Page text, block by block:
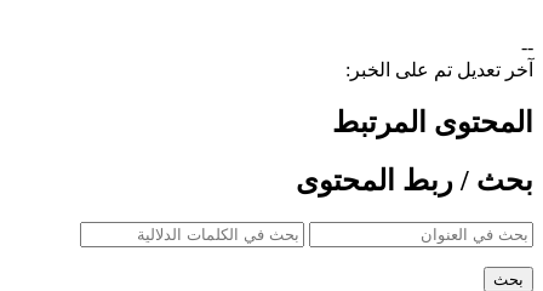
--
آخر تعديل تم على الخبر:
المحتوى المرتبط
بحث / ربط المحتوى